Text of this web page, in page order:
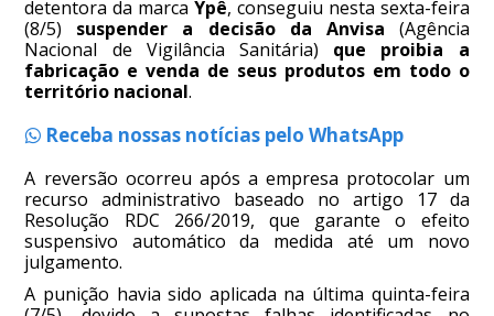
detentora da marca Ypê, conseguiu nesta sexta-feira
(8/5) suspender a decisão da Anvisa (Agência
Nacional de Vigilância Sanitária) que proibia a
fabricação e venda de seus produtos em todo o
território nacional.
Receba nossas notícias pelo WhatsApp
A reversão ocorreu após a empresa protocolar um
recurso administrativo baseado no artigo 17 da
Resolução RDC 266/2019, que garante o efeito
suspensivo automático da medida até um novo
julgamento.
A punição havia sido aplicada na última quinta-feira